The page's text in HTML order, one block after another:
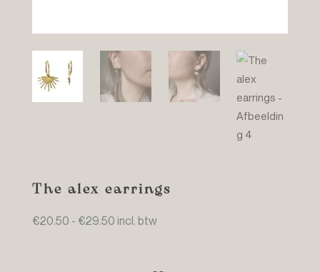
The alex earrings
€20.50 - €29.50Prijsklasse:
incl. btw